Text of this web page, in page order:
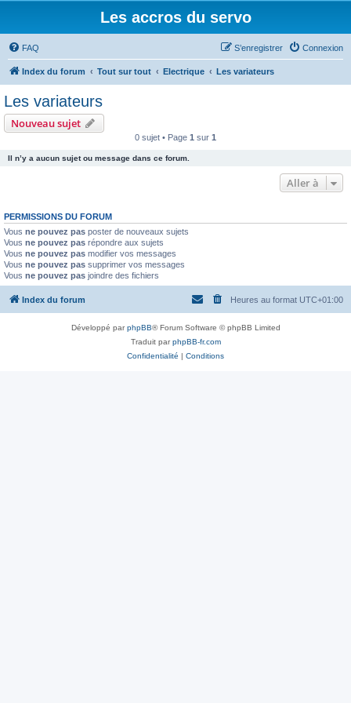
Les accros du servo
FAQ Connexion
S’enregistrer
Index du forum Tout sur tout Electrique Les variateurs
Les variateurs
Nouveau sujet
0 sujet • Page 1 sur 1
Il n’y a aucun sujet ou message dans ce forum.
Aller à
PERMISSIONS DU FORUM
Vous ne pouvez pas poster de nouveaux sujets
Vous ne pouvez pas répondre aux sujets
Vous ne pouvez pas modifier vos messages
Vous ne pouvez pas supprimer vos messages
Vous ne pouvez pas joindre des fichiers
Index du forum Heures au format UTC+01:00
Développé parphpBB® Forum Software © phpBB Limited
Traduit parphpBB-fr.com
Confidentialité | Conditions